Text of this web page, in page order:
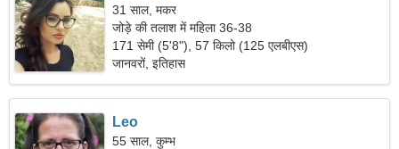
31 साल, मकर
जोड़े की तलाश में महिला 36-38
171 सेमी (5'8"), 57 किलो (125 एलबीएस)
जानवरों, इतिहास
Leo
55 साल, कुम्भ